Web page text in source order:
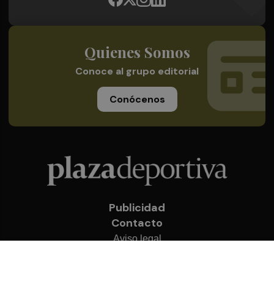
Quienes Somos
Conoce al grupo editorial
Conócenos
Publicidad
Contacto
Aviso legal